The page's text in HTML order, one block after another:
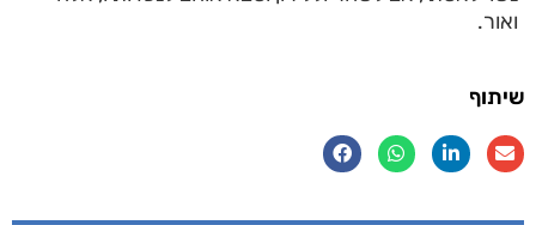
ואור.
שיתוף